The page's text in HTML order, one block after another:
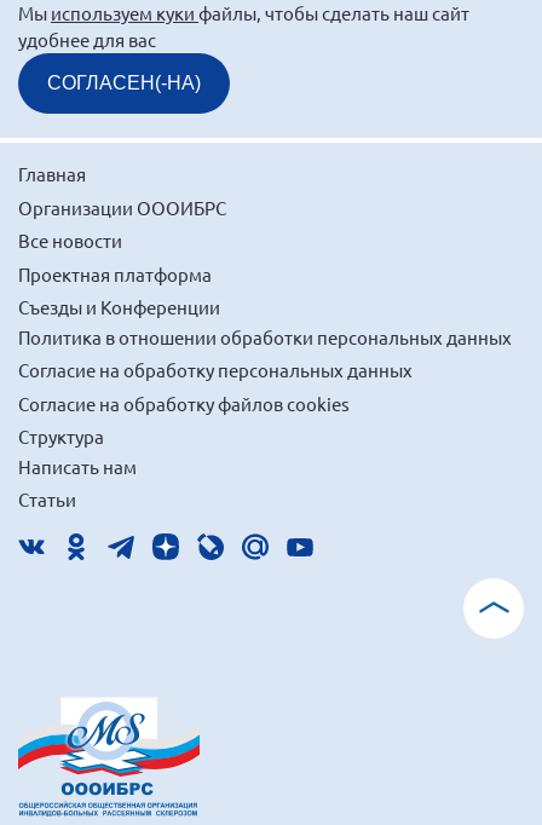
Республика Башкортостан
Республика Бурятия
Республика Карелия
г. Санкт-Петербург
г. Севастополь
Самарская область СОРС
Самарская область ПРИЗМА
Самарская область СГОРС
Свердловская область
Смоленская область
Ставропольский край
Ульяновская область
Челябинская область
Ярославская область
Мы используем куки файлы, чтобы сделать наш сайт
удобнее для вас
СОГЛАСЕН(-НА)
Главная
Организации ОООИБРС
Все новости
Проектная платформа
Съезды и Конференции
Политика в отношении обработки персональных данных
Согласие на обработку персональных данных
Согласие на обработку файлов cookies
Структура
Написать нам
Статьи